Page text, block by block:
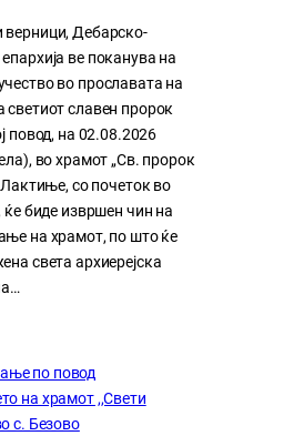
верници, Дебарско-
ве поканува на
во прославата на
светиот славен пророк
повод, на 02.08.2026
во храмот „Св. пророк
Лактиње, со почеток во
ќе биде извршен чин на
на храмот, по што ќе
света архиерејска